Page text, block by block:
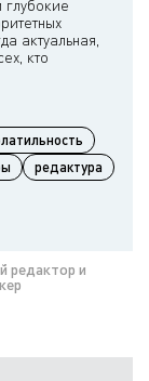
глубокие
актуальная,
кто
редактура
редактор и